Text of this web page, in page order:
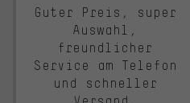
Guter Preis, super
Auswahl,
freundlicher
Service am Telefon
und schneller